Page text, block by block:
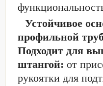
Устойчивое
профильной
Подходит для
штангой: от
рукоятки для